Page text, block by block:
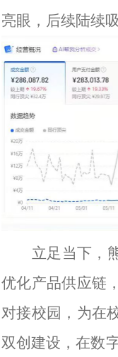
亮眼，后续陆续
立足当下，
优化产品供应链
对接校园，为在
双创建设，在数